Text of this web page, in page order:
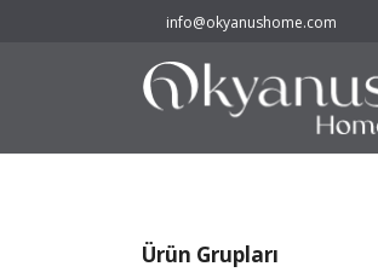
info@okyanushome.com
Ürün Grupları